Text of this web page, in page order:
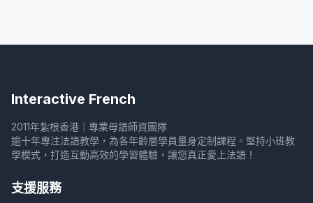
Interactive French
2011年紮根香港｜專業母語師資團隊
逾十年專注法語教學，為各年齡層學員量身定制課程。堅持小班教
學模式，打造互動高效的學習體驗，讓您真正愛上法語！
支援服務